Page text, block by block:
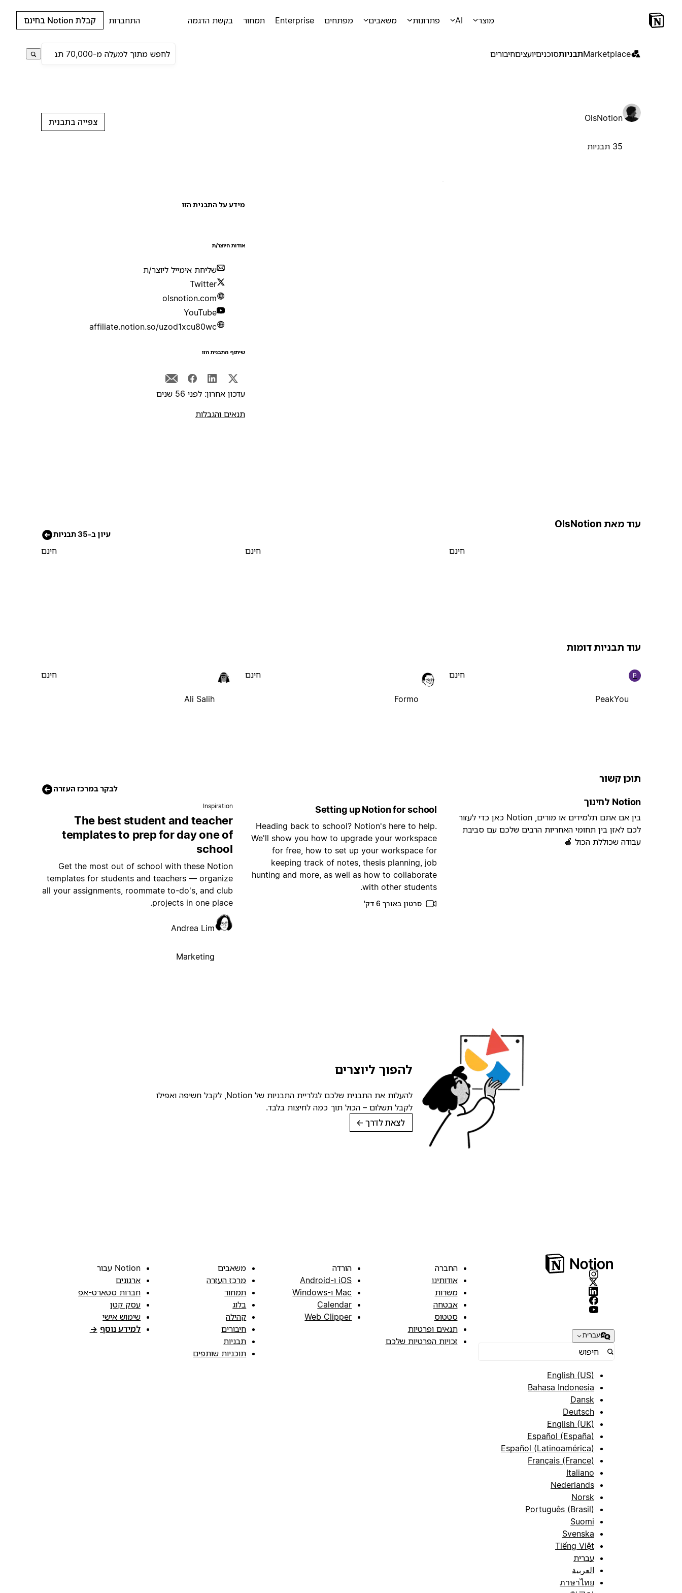
מוצר AI פתרונות משאבים מפתחים Enterprise תמחור בקשת הדגמה התחברות קבלת Notion בחינם
Marketplaceתבניותסוכניםיועציםחיבורים
OlsNotion
35 תבניות
צפייה בתבנית
מידע על התבנית הזו
אודות היוצר/ת
שליחת אימייל ליוצר/ת
Twitter
olsnotion.com
YouTube
affiliate.notion.so/uzod1xcu80wc
שיתוף התבנית הזו
עדכון אחרון: לפני 56 שנים
תנאים והגבלות
עוד מאת OlsNotion
עיון ב-35 תבניות
חינם חינם חינם
עוד תבניות דומות
P
PeakYou
חינם
Formo
חינם
Ali Salih
חינם
תוכן קשור
לבקר במרכז העזרה
Notion לחינוך
בין אם אתם תלמידים או מורים, Notion כאן כדי לעזור
לכם לאזן בין תחומי האחריות הרבים שלכם עם סביבת
עבודה שכוללת הכול 🍎
Setting up Notion for school
Heading back to school? Notion's here to help.
We'll show you how to upgrade your workspace
for free, how to set up your workspace for
keeping track of notes, thesis planning, job
hunting and more, as well as how to collaborate
with other students.
סרטון באורך 6 דק'
Inspiration
The best student and teacher
templates to prep for day one of
school
Get the most out of school with these Notion
templates for students and teachers — organize
all your assignments, roommate to-do's, and club
projects in one place.
Andrea Lim
Marketing
להפוך ליוצרים
להעלות את התבנית שלכם לגלריית התבניות של Notion, לקבל חשיפה ואפילו
לקבל תשלום – הכול תוך כמה לחיצות בלבד.
לצאת לדרך →
עברית
English (US)
Bahasa Indonesia
Dansk
Deutsch
English (UK)
Español (España)
Español (Latinoamérica)
Français (France)
Italiano
Nederlands
Norsk
Português (Brasil)
Suomi
Svenska
Tiếng Việt
עברית
العربية
ภาษาไทย
החברה
אודותינו
משרות
אבטחה
סטטוס
תנאים ופרטיות
זכויות הפרטיות שלכם
הורדה
iOS ו-Android
Mac ו-Windows
Calendar
Web Clipper
משאבים
מרכז העזרה
תמחור
בלוג
קהילה
חיבורים
תבניות
תוכניות שותפים
Notion עבור
ארגונים
חברות סטארט-אפ
עסק קטן
שימוש אישי
למידע נוסף →